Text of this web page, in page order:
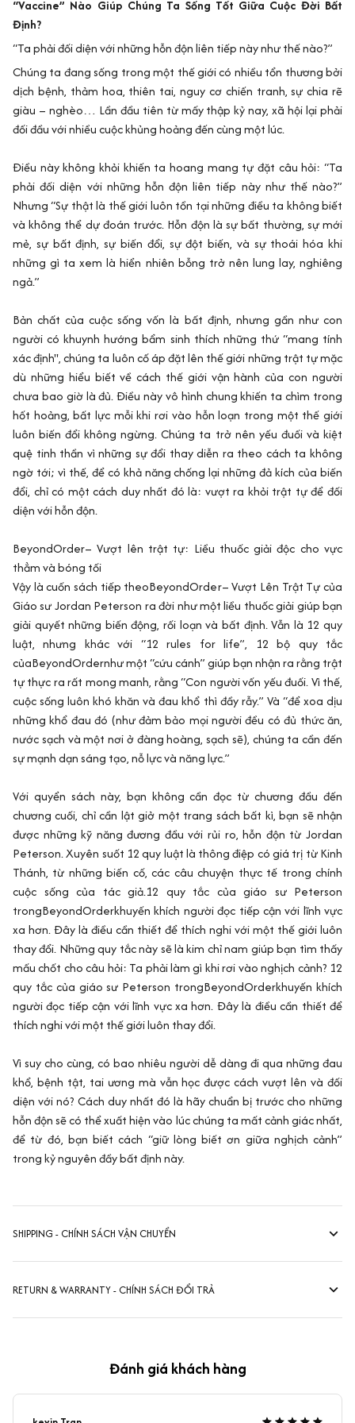
“Vaccine” Nào Giúp Chúng Ta Sống Tốt Giữa Cuộc Đời Bất
Định?
“Ta phải đối diện với những hỗn độn liên tiếp này như thế nào?”
Chúng ta đang sống trong một thế giới có nhiều tổn thương bởi
dịch bệnh, thảm hoa, thiên tai, nguy cơ chiến tranh, sự chia rẽ
giàu – nghèo… Lần đầu tiên từ mấy thập kỷ nay, xã hội lại phải
đối đầu với nhiều cuộc khủng hoảng đến cùng một lúc.
Điều này không khỏi khiến ta hoang mang tự đặt câu hỏi: “Ta
phải đối diện với những hỗn độn liên tiếp này như thế nào?”
Nhưng “Sự thật là thế giới luôn tồn tại những điều ta không biết
và không thể dự đoán trước. Hỗn độn là sự bất thường, sự mới
mẻ, sự bất định, sự biến đổi, sự đột biến, và sự thoái hóa khi
những gì ta xem là hiển nhiên bỗng trở nên lung lay, nghiêng
ngả.”
Bản chất của cuộc sống vốn là bất định, nhưng gần như con
người có khuynh hướng bẩm sinh thích những thứ “mang tính
xác định", chúng ta luôn cố áp đặt lên thế giới những trật tự mặc
dù những hiểu biết về cách thế giới vận hành của con người
chưa bao giờ là đủ. Điều này vô hình chung khiến ta chìm trong
hốt hoảng, bất lực mỗi khi rơi vào hỗn loạn trong một thế giới
luôn biến đổi không ngừng. Chúng ta trở nên yếu đuối và kiệt
quệ tinh thần vì những sự đổi thay diễn ra theo cách ta không
ngờ tới; vì thế, để có khả năng chống lại những đả kích của biến
đổi, chỉ có một cách duy nhất đó là: vượt ra khỏi trật tự để đối
diện với hỗn độn.
BeyondOrder– Vượt lên trật tự: Liều thuốc giải độc cho vực
thẳm và bóng tối
Vậy là cuốn sách tiếp theoBeyondOrder– Vượt Lên Trật Tự của
Giáo sư Jordan Peterson ra đời như một liều thuốc giải giúp bạn
giải quyết những biến động, rối loạn và bất định. Vẫn là 12 quy
luật, nhưng khác với “12 rules for life”, 12 bộ quy tắc
củaBeyondOrdernhư một “cứu cánh” giúp bạn nhận ra rằng trật
tự thực ra rất mong manh, rằng “Con người vốn yếu đuối. Vì thế,
cuộc sống luôn khó khăn và đau khổ thì đầy rẫy.” Và “để xoa dịu
những khổ đau đó (như đảm bảo mọi người đều có đủ thức ăn,
nước sạch và một nơi ở đàng hoàng, sạch sẽ), chúng ta cần đến
sự mạnh dạn sáng tạo, nỗ lực và năng lực.”
Với quyển sách này, bạn không cần đọc từ chương đầu đến
chương cuối, chỉ cần lật giở một trang sách bất kì, bạn sẽ nhận
được những kỹ năng đương đầu với rủi ro, hỗn độn từ Jordan
Peterson. Xuyên suốt 12 quy luật là thông điệp có giá trị từ Kinh
Thánh, từ những biến cố, các câu chuyện thực tế trong chính
cuộc sống của tác giả.12 quy tắc của giáo sư Peterson
trongBeyondOrderkhuyến khích người đọc tiếp cận với lĩnh vực
xa hơn. Đây là điều cần thiết để thích nghi với một thế giới luôn
thay đổi. Những quy tắc này sẽ là kim chỉ nam giúp bạn tìm thấy
mấu chốt cho câu hỏi: Ta phải làm gì khi rơi vào nghịch cảnh? 12
quy tắc của giáo sư Peterson trongBeyondOrderkhuyến khích
người đọc tiếp cận với lĩnh vực xa hơn. Đây là điều cần thiết để
thích nghi với một thế giới luôn thay đổi.
Vì suy cho cùng, có bao nhiêu người dễ dàng đi qua những đau
khổ, bệnh tật, tai ương mà vẫn học được cách vượt lên và đối
diện với nó? Cách duy nhất đó là hãy chuẩn bị trước cho những
hỗn độn sẽ có thể xuất hiện vào lúc chúng ta mất cảnh giác nhất,
để từ đó, bạn biết cách “giữ lòng biết ơn giữa nghịch cảnh”
trong kỷ nguyên đầy bất định này.
SHIPPING - CHÍNH SÁCH VẬN CHUYỂN
RETURN & WARRANTY - CHÍNH SÁCH ĐỔI TRẢ
Đánh giá khách hàng